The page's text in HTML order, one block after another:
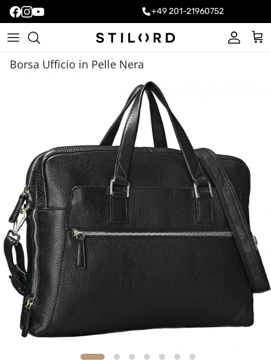
+49 201-21960752
Account
Borsa Ufficio in Pelle Nera